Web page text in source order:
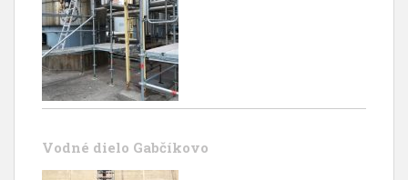
Vodné dielo Gabčíkovo